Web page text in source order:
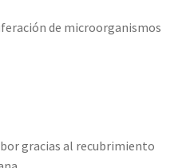
de microorganismos
gracias al recubrimiento